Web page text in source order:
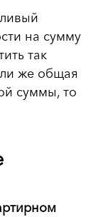
на сумму
так
же общая
суммы, то